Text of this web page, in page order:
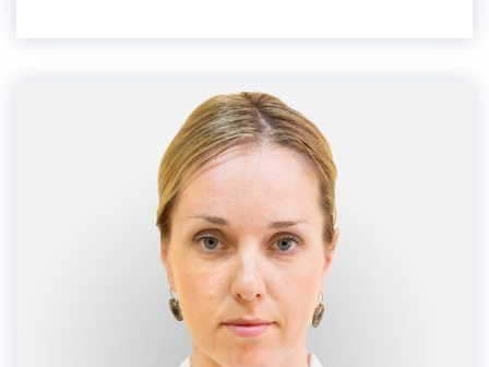
функциональной диагностики, осуществляет
подбор медикаментозной терапии. Жданова
Надежда Викторовна специализируется на
лечении пациентов со следующими
показаниями: Занимается ведением больных с
пороками сердца, хроническими заболеваниями
сердечно -сосудистой системы, а такде
пациентов, перенесших инфаркт миокарда.
Проводит : ЭКГ, холтеровское мониторирование
ЭКГ и СМАД Дуплексное сканирование БЦА, УЗДГ,
артерий и вен н/к, УЗИ Сердца, ЭЭГ взрослым и